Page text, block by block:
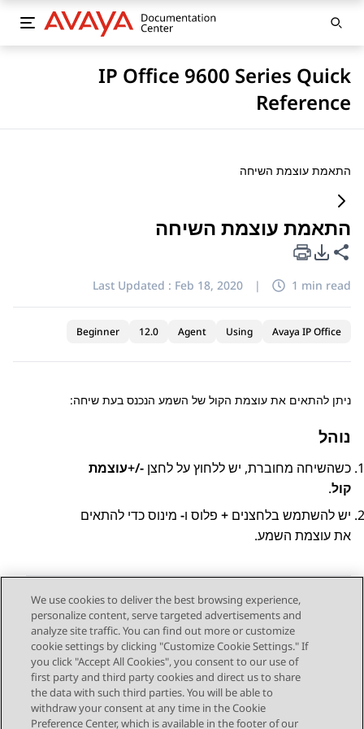
IP Office 9600 Series Quick
Reference
התאמת עוצמת השיחה
התאמת עוצמת השיחה
Share this page
PDF Export Options
Last Updated : Feb 18, 2020 | 1 min read
Avaya IP Office
Using
Agent
12.0
Beginner
ניתן להתאים את עוצמת הקול של השמע הנכנס בעת שיחה:
נוהל
כשהשיחה מחוברת, יש ללחוץ על לחצן -/+עוצמת
קול.
יש להשתמש בלחצנים + פלוס ו- מינוס כדי להתאים
את עוצמת השמע.
Send Feedback
Topic navigation
Previous Topic
Next Topic
We use cookies to deliver the best browsing experience,
personalize content, serve targeted advertisements and
analyze site traffic. You can find out more or customize
cookie settings by clicking "Customize Cookie Settings." If
you click "Accept All Cookies", you consent to our use of
first party and third party cookies and direct us to share
the data with such third parties. You will be able to
withdraw your consent at any time in the Cookie
Preference Center, which is available in the footer of our